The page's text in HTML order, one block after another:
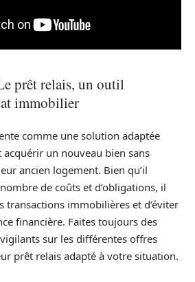
prêt relais, un outil
immobilier
comme une solution adaptée
un nouveau bien sans
ancien logement. Bien qu’il
de coûts et d’obligations, il
transactions immobilières et d’éviter
financière. Faites toujours des
sur les différentes offres
prêt relais adapté à votre situation.